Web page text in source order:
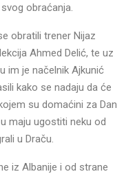
obraćanja.
obratili trener Nijaz
Ahmed Delić, te uz
im je načelnik Ajkunić
kako se nadaju da će
su domaćini za Dan
maju ugostiti neku od
u Draču.
iz Albanije i od strane